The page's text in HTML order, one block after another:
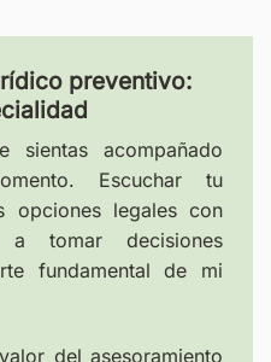
preventivo:
acompañado
Escuchar tu
opciones legales con
tomar decisiones
fundamental de mi
del asesoramiento